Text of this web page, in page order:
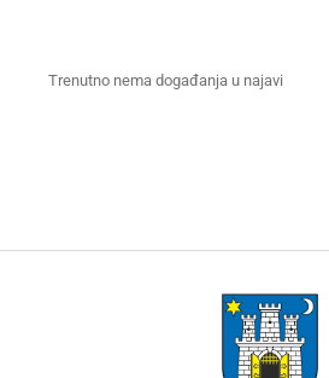
Trenutno nema događanja u najavi